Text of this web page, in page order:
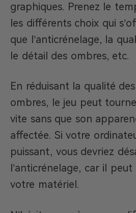
graphiques. Prenez le
les différents choix qui
que l’anticrénelage, la
le détail des ombres, etc.
En réduisant la qualité
ombres, le jeu peut
vite sans que son
affectée. Si votre
puissant, vous devriez
l’anticrénelage, car il
votre matériel.